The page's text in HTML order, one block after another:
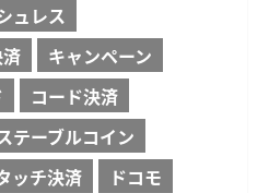
ュレス
キャンペーン
コード決済
テーブルコイン
ッチ決済
ドコモ